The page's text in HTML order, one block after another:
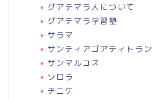
グアテマラ人について
グアテマラ学習塾
サラマ
サンティアゴアティトラン
サンマルコス
ソロラ
チニケ